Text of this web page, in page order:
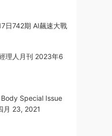
日742期 AI飆速大戰
理人月刊 2023年6
Special Issue
月 23, 2021